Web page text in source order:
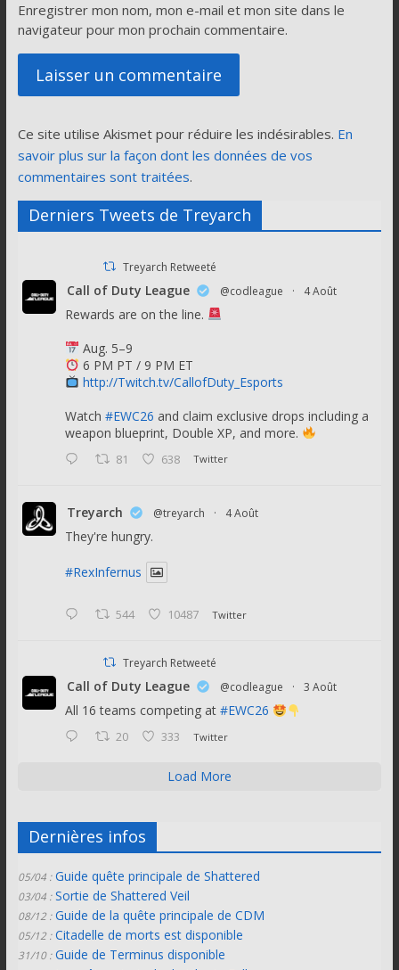
Enregistrer mon nom, mon e-mail et mon site dans le
navigateur pour mon prochain commentaire.
Ce site utilise Akismet pour réduire les indésirables. En
savoir plus sur la façon dont les données de vos
commentaires sont traitées.
Derniers Tweets de Treyarch
Treyarch Retweeté
Call of Duty League @codleague · 4 Août
Rewards are on the line.
Aug. 5–9
6 PM PT / 9 PM ET
http://Twitch.tv/CallofDuty_Esports
Watch #EWC26 and claim exclusive drops including a
weapon blueprint, Double XP, and more.
81 638 Twitter
Treyarch @treyarch · 4 Août
They're hungry.
#RexInfernus
544 10487 Twitter
Treyarch Retweeté
Call of Duty League @codleague · 3 Août
All 16 teams competing at #EWC26
20 333 Twitter
Load More
Dernières infos
05/04 : Guide quête principale de Shattered
03/04 : Sortie de Shattered Veil
08/12 : Guide de la quête principale de CDM
05/12 : Citadelle de morts est disponible
31/10 : Guide de Terminus disponible